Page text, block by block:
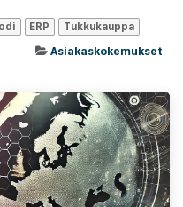
ERP Tukkukauppa
Asiakaskokemukset